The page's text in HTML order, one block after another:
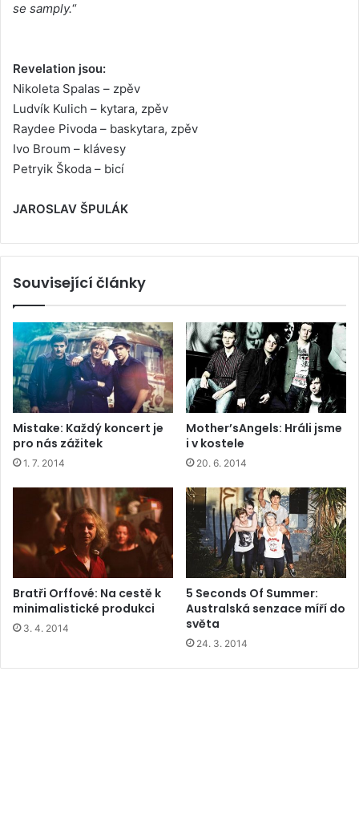
se samply.“
Revelation jsou:
Nikoleta Spalas – zpěv
Ludvík Kulich – kytara, zpěv
Raydee Pivoda – baskytara, zpěv
Ivo Broum – klávesy
Petryik Škoda – bicí
JAROSLAV ŠPULÁK
Související články
Mistake: Každý koncert je
pro nás zážitek
1. 7. 2014
Mother’sAngels: Hráli jsme
i v kostele
20. 6. 2014
Bratři Orffové: Na cestě k
minimalistické produkci
3. 4. 2014
5 Seconds Of Summer:
Australská senzace míří do
světa
24. 3. 2014